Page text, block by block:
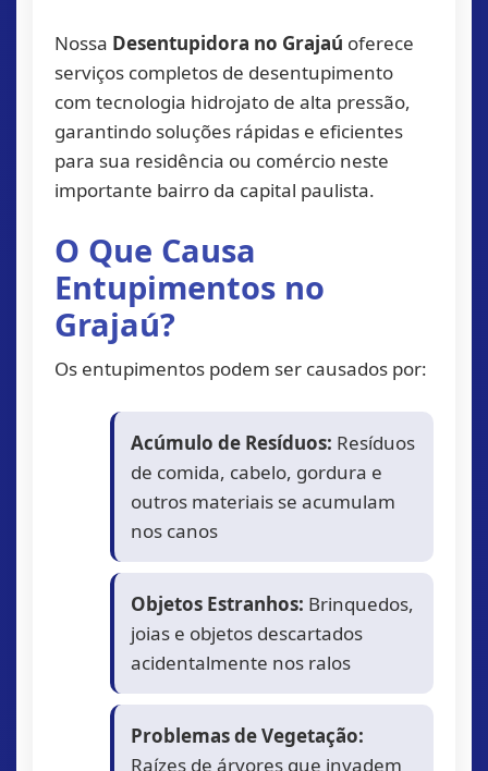
Nossa Desentupidora no Grajaú oferece
serviços completos de desentupimento
com tecnologia hidrojato de alta pressão,
garantindo soluções rápidas e eficientes
para sua residência ou comércio neste
importante bairro da capital paulista.
O Que Causa
Entupimentos no
Grajaú?
Os entupimentos podem ser causados por:
Acúmulo de Resíduos: Resíduos
de comida, cabelo, gordura e
outros materiais se acumulam
nos canos
Objetos Estranhos: Brinquedos,
joias e objetos descartados
acidentalmente nos ralos
Problemas de Vegetação:
Raízes de árvores que invadem